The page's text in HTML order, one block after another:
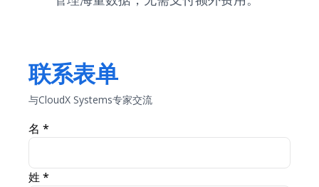
联系表单
与CloudX Systems专家交流
名 *
姓 *